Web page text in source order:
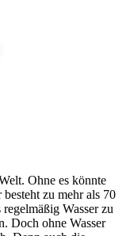
Ohne es könnte
zu mehr als 70
Wasser zu
Doch ohne Wasser